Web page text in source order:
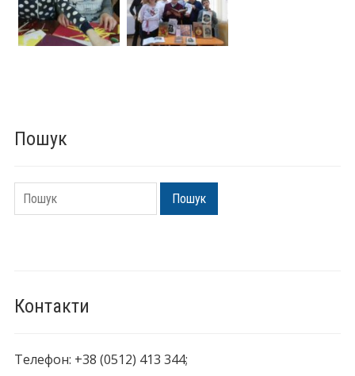
Пошук
Пошук Пошук
Контакти
Телефон: +38 (0512) 413 344;